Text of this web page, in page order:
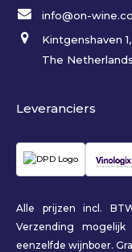
info@on-
Kintgenshaven
The Netherlands
Leveranciers
Alle prijzen incl.
Verzending
eenzelfde wijnboer.